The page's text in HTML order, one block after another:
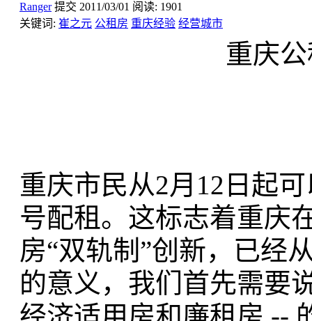
Ranger 提交 2011/03/01 阅读: 1901
关键词: 崔之元 公租房 重庆经验 经营城市
重庆
重庆市民从2月12日起
号配租。这标志着重庆
房“双轨制”创新，已经
的意义，我们首先需要